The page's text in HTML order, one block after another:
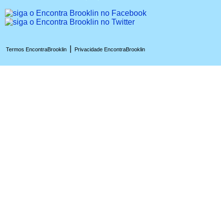
Termos EncontraBrooklin Privacidade EncontraBrooklin